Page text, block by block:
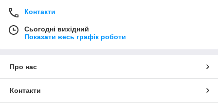
Контакти
Сьогодні вихідний
Показати весь графік роботи
Про нас
Контакти